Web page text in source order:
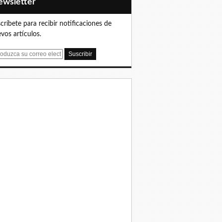
para recibir notificaciones de
artículos.